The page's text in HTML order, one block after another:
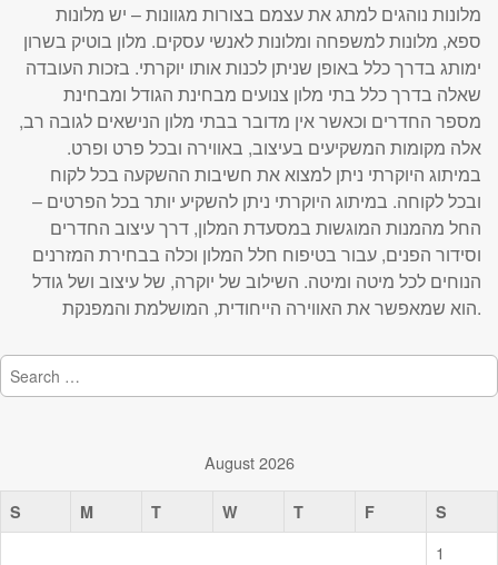
מלונות נוהגים למתג את עצמם בצורות מגוונות – יש מלונות
ספא, מלונות למשפחה ומלונות לאנשי עסקים. מלון בוטיק בשרון
ימותג בדרך כלל באופן שניתן לכנות אותו יוקרתי. בזכות העובדה
שאלה בדרך כלל בתי מלון צנועים מבחינת הגודל ומבחינת
מספר החדרים וכאשר אין מדובר בבתי מלון הנישאים לגובה רב,
אלה מקומות המשקיעים בעיצוב, באווירה ובכל פרט ופרט.
במיתוג היוקרתי ניתן למצוא את חשיבות ההשקעה בכל לקוח
ובכל לקוחה. במיתוג היוקרתי ניתן להשקיע יותר בכל הפרטים –
החל מהמנות המוגשות במסעדת המלון, דרך עיצוב החדרים
וסידור הפנים, עבור בטיפוח חלל המלון וכלה בבחירת המזרנים
הנוחים לכל מיטה ומיטה. השילוב של יוקרה, של עיצוב ושל גודל
הוא שמאפשר את האווירה הייחודית, המושלמת והמפנקת.
Search
for:
August 2026
S M T W T F S
1